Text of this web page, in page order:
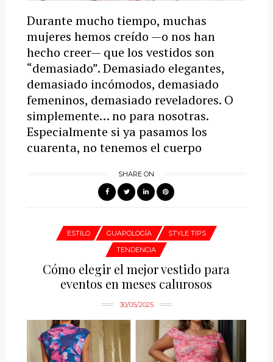
Durante mucho tiempo, muchas
mujeres hemos creído —o nos han
hecho creer— que los vestidos son
“demasiado”. Demasiado elegantes,
demasiado incómodos, demasiado
femeninos, demasiado reveladores. O
simplemente… no para nosotras.
Especialmente si ya pasamos los
cuarenta, no tenemos el cuerpo
SHARE ON
ESTILO GUAPOLOGÍA
STYLE TIPS
TENDENCIA
Cómo elegir el mejor vestido para
eventos en meses calurosos
30/05/2025